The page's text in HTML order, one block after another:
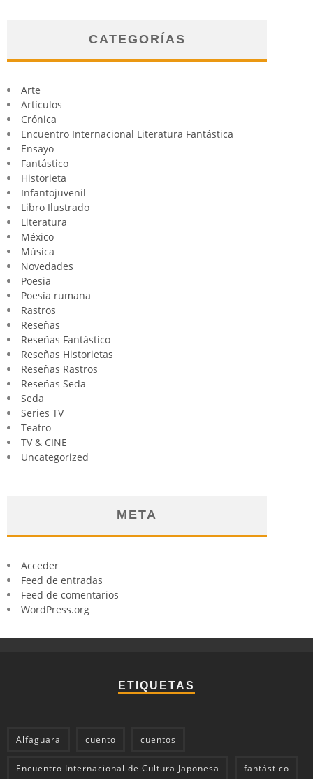
CATEGORÍAS
Arte
Artículos
Crónica
Encuentro Internacional Literatura Fantástica
Ensayo
Fantástico
Historieta
Infantojuvenil
Libro Ilustrado
Literatura
México
Música
Novedades
Poesia
Poesía rumana
Rastros
Reseñas
Reseñas Fantástico
Reseñas Historietas
Reseñas Rastros
Reseñas Seda
Seda
Series TV
Teatro
TV & CINE
Uncategorized
META
Acceder
Feed de entradas
Feed de comentarios
WordPress.org
ETIQUETAS
Alfaguara cuento cuentos
Encuentro Internacional de Cultura Japonesa fantástico